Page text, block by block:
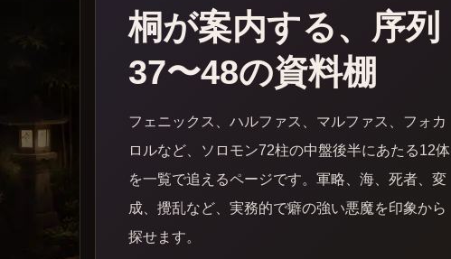
桐が案内する、序列
37〜48の資料棚
フェニックス、ハルファス、マルファス、フォカ
ロルなど、ソロモン72柱の中盤後半にあたる12体
を一覧で追えるページです。軍略、海、死者、変
成、攪乱など、実務的で癖の強い悪魔を印象から
探せます。